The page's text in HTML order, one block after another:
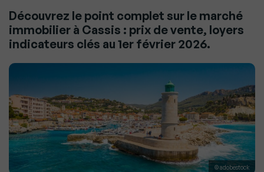
Découvrez le point complet sur le marché
immobilier à Cassis : prix de vente, loyers
indicateurs clés au 1er février 2026.
© adobestock